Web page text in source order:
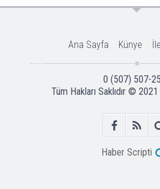
Ana Sayfa Künye
0 (507) 507-
Tüm Hakları Saklıdır © 2021
Haber Scripti